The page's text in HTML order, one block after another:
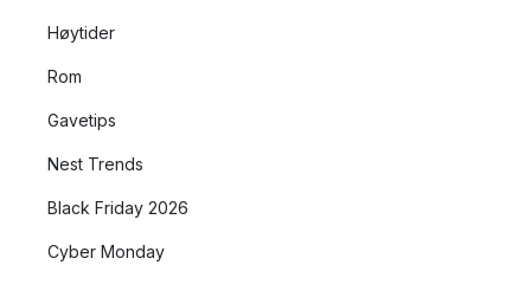
Høytider
Rom
Gavetips
Nest Trends
Black Friday 2026
Cyber Monday